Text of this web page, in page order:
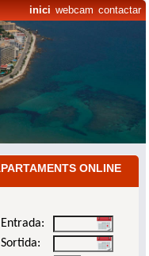
inici webcam contactar
ONLINE
Entrada:
Sortida: